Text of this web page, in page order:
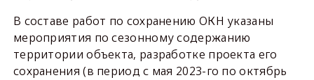
В составе работ по сохранению ОКН указаны
мероприятия по сезонному содержанию
территории объекта, разработке проекта его
сохранения (в период с мая 2023-го по октябрь